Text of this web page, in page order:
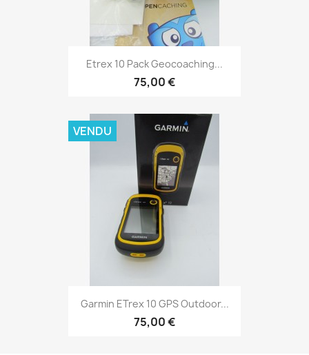
Aperçu rapide
Etrex 10 Pack Geocoaching...
75,00 €
Aperçu rapide
Garmin ETrex 10 GPS Outdoor...
75,00 €
VENDU